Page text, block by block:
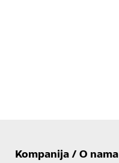
Kompanija / O nama